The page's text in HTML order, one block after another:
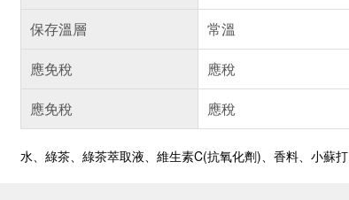
保存溫層
常溫
應免稅
應稅
應免稅
應稅
水、綠茶、綠茶萃取液、維生素C(抗氧化劑)、香料、小蘇